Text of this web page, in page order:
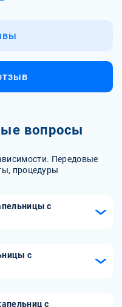
вопросы
Передовые
процедуры
с
удушья, а
с
персонал
с